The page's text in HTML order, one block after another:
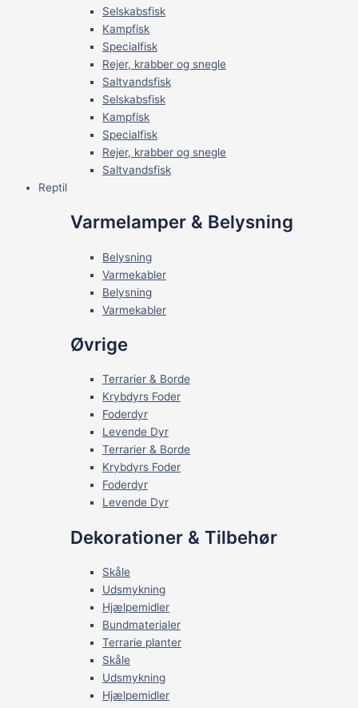
Selskabsfisk
Kampfisk
Specialfisk
Rejer, krabber og snegle
Saltvandsfisk
Selskabsfisk
Kampfisk
Specialfisk
Rejer, krabber og snegle
Saltvandsfisk
Reptil
Varmelamper & Belysning
Belysning
Varmekabler
Belysning
Varmekabler
Øvrige
Terrarier & Borde
Krybdyrs Foder
Foderdyr
Levende Dyr
Terrarier & Borde
Krybdyrs Foder
Foderdyr
Levende Dyr
Dekorationer & Tilbehør
Skåle
Udsmykning
Hjælpemidler
Bundmaterialer
Terrarie planter
Skåle
Udsmykning
Hjælpemidler